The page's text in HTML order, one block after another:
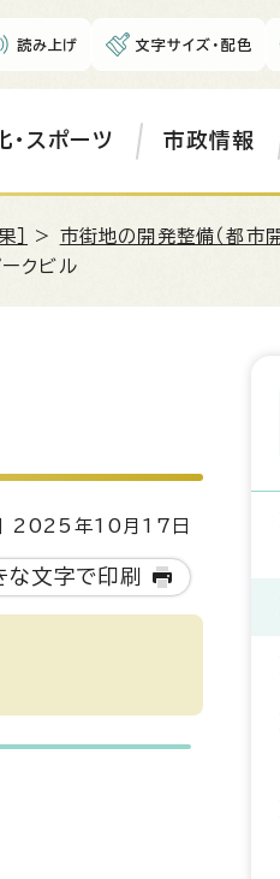
読み上げ 文字サイズ・配色
・スポーツ 市政情報
> 市街地の開発整備（都市開
クビル
2025年10月17日
な文字で印刷